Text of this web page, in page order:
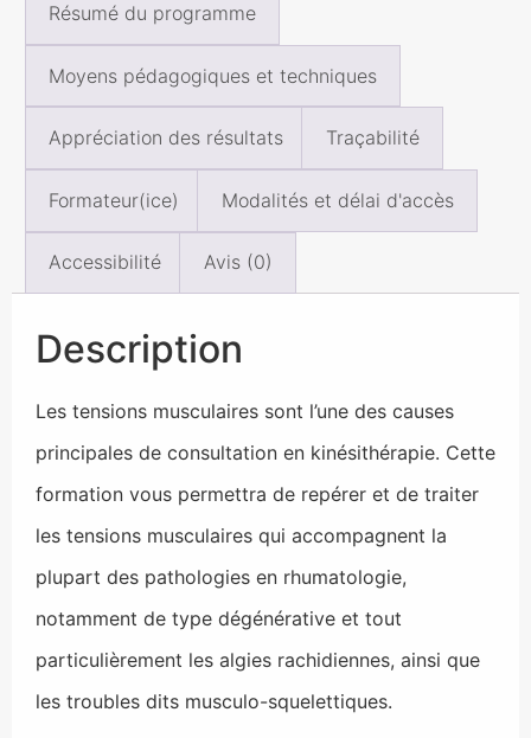
Résumé du programme
Moyens pédagogiques et techniques
Appréciation des résultats Traçabilité
Formateur(ice) Modalités et délai d'accès
Accessibilité Avis (0)
Description
Les tensions musculaires sont l’une des causes
principales de consultation en kinésithérapie. Cette
formation vous permettra de repérer et de traiter
les tensions musculaires qui accompagnent la
plupart des pathologies en rhumatologie,
notamment de type dégénérative et tout
particulièrement les algies rachidiennes, ainsi que
les troubles dits musculo-squelettiques.